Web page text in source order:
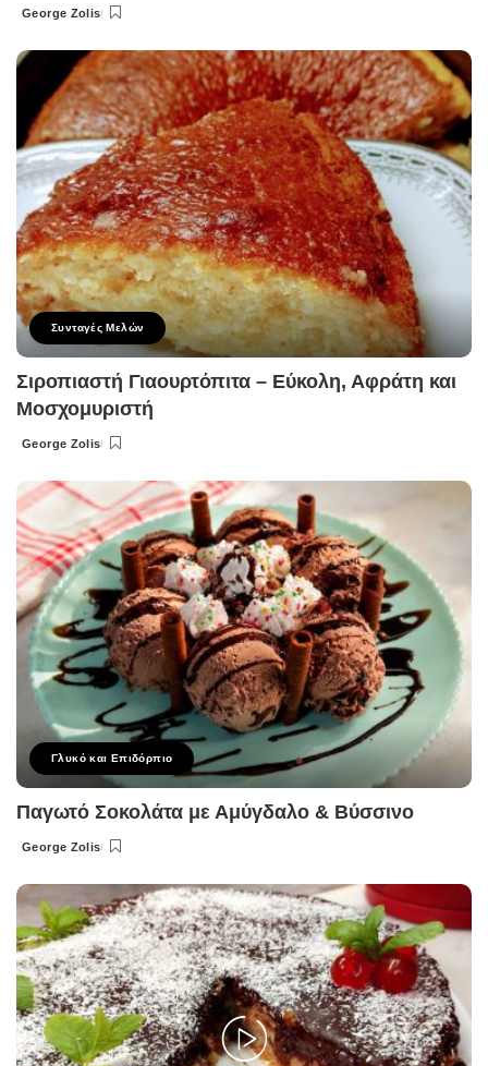
Posted
George Zolis
Συνταγές Μελών
Σιροπιαστή Γιαουρτόπιτα – Εύκολη, Αφράτη και
Μοσχομυριστή
Posted
George Zolis
Γλυκό και Επιδόρπιο
Παγωτό Σοκολάτα με Αμύγδαλο & Βύσσινο
Posted
George Zolis